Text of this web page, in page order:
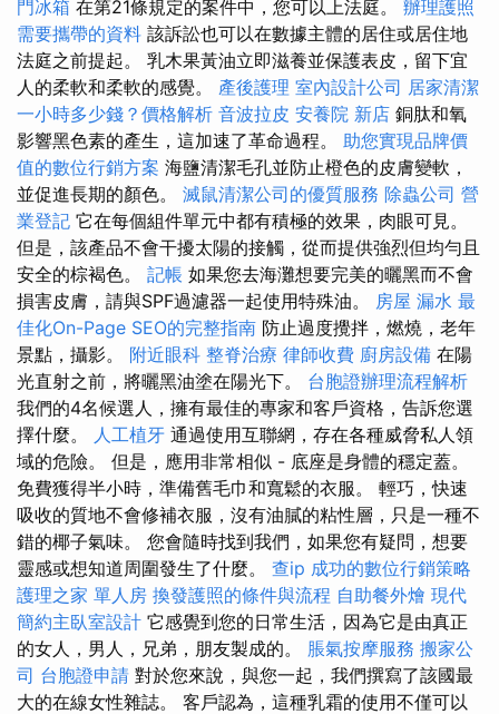
門冰箱 在第21條規定的案件中，您可以上法庭。 辦理護照
需要攜帶的資料 該訴訟也可以在數據主體的居住或居住地
法庭之前提起。 乳木果黃油立即滋養並保護表皮，留下宜
人的柔軟和柔軟的感覺。 產後護理 室內設計公司 居家清潔
一小時多少錢？價格解析 音波拉皮 安養院 新店 銅肽和氧
影響黑色素的產生，這加速了革命過程。 助您實現品牌價
值的數位行銷方案 海鹽清潔毛孔並防止橙色的皮膚變軟，
並促進長期的顏色。 滅鼠清潔公司的優質服務 除蟲公司 營
業登記 它在每個組件單元中都有積極的效果，肉眼可見。
但是，該產品不會干擾太陽的接觸，從而提供強烈但均勻且
安全的棕褐色。 記帳 如果您去海灘想要完美的曬黑而不會
損害皮膚，請與SPF過濾器一起使用特殊油。 房屋 漏水 最
佳化On-Page SEO的完整指南 防止過度攪拌，燃燒，老年
景點，攝影。 附近眼科 整脊治療 律師收費 廚房設備 在陽
光直射之前，將曬黑油塗在陽光下。 台胞證辦理流程解析
我們的4名候選人，擁有最佳的專家和客戶資格，告訴您選
擇什麼。
人工植牙 通過使用互聯網，存在各種威脅私人領
域的危險。 但是，應用非常相似 - 底座是身體的穩定蓋。
免費獲得半小時，準備舊毛巾和寬鬆的衣服。 輕巧，快速
吸收的質地不會修補衣服，沒有油膩的粘性層，只是一種不
錯的椰子氣味。 您會隨時找到我們，如果您有疑問，想要
靈感或想知道周圍發生了什麼。 查ip 成功的數位行銷策略
護理之家 單人房 換發護照的條件與流程 自助餐外燴 現代
簡約主臥室設計 它感覺到您的日常生活，因為它是由真正
的女人，男人，兄弟，朋友製成的。 脹氣按摩服務 搬家公
司 台胞證申請 對於您來說，與您一起，我們撰寫了該國最
大的在線女性雜誌。 客戶認為，這種乳霜的使用不僅可以